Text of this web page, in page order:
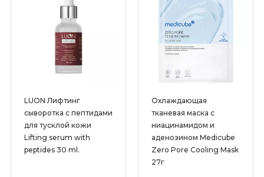
Аденозин
Азелаоовая кислота
АНА кислоты
Антиоксиданты
Арбутин
LUON Лифтинг
сыворотка с пептидами
для тусклой кожи
Lifting serum with
peptides 30 ml.
Охлаждающая
тканевая маска с
ниацинамидом и
аденозином Medicube
Zero Pore Cooling Mask
27г